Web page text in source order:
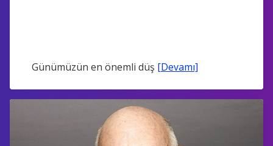
Günümüzün en önemli düş [Devamı]